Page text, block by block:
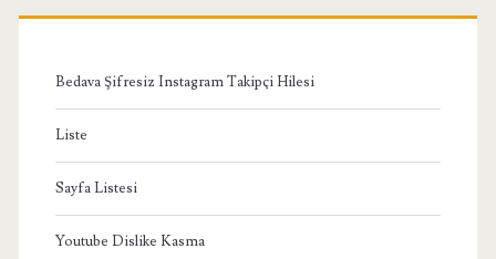
Bedava Şifresiz Instagram Takipçi Hilesi
Liste
Sayfa Listesi
Youtube Dislike Kasma